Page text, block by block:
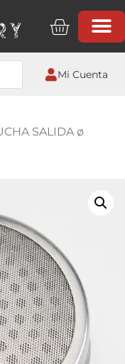
Mi Cuenta
SALIDA ø